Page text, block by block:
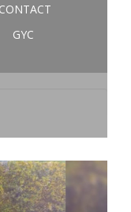
CONTACT
GYC